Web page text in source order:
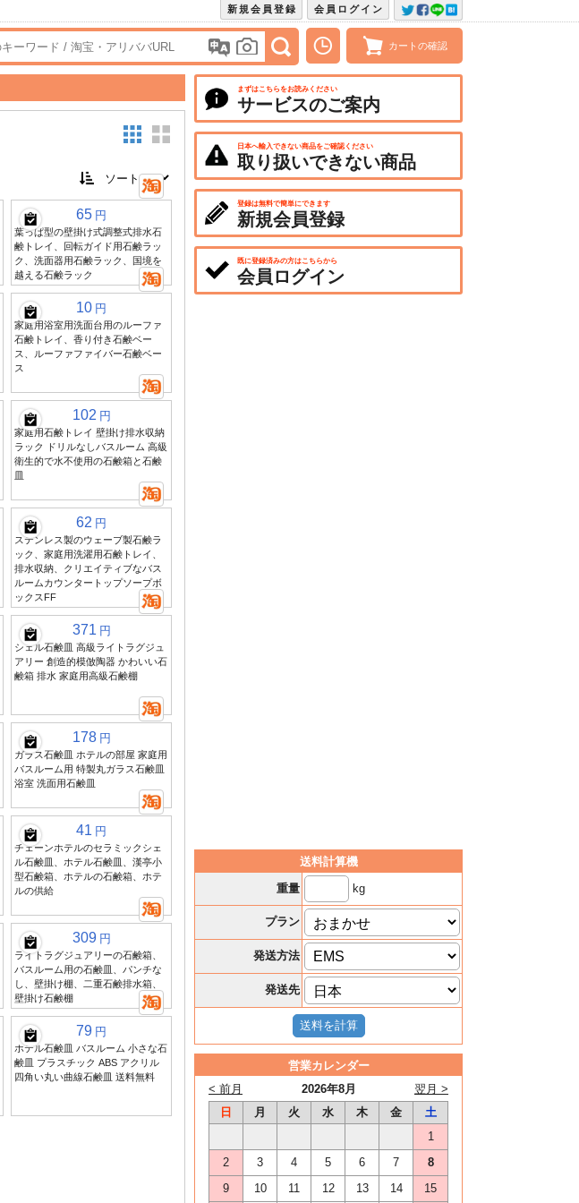
会員ログイン
新規会員登録
カートの確認
65 円
葉っぱ型の壁掛け式調整式排水石
鹸トレイ、回転ガイド用石鹸ラッ
ク、洗面器用石鹸ラック、国境を
越える石鹸ラック
10 円
家庭用浴室用洗面台用のルーファ
石鹸トレイ、香り付き石鹸ベー
ス、ルーファファイバー石鹸ベー
ス
102 円
家庭用石鹸トレイ 壁掛け排水収納
ラック ドリルなしバスルーム 高級
衛生的で水不使用の石鹸箱と石鹸
皿
62 円
ステンレス製のウェーブ製石鹸ラ
ック、家庭用洗濯用石鹸トレイ、
排水収納、クリエイティブなバス
ルームカウンタートップソープボ
ックスFF
371 円
シェル石鹸皿 高級ライトラグジュ
アリー 創造的模倣陶器 かわいい石
鹸箱 排水 家庭用高級石鹸棚
178 円
ガラス石鹸皿 ホテルの部屋 家庭用
バスルーム用 特製丸ガラス石鹸皿
浴室 洗面用石鹸皿
41 円
チェーンホテルのセラミックシェ
ル石鹸皿、ホテル石鹸皿、漢亭小
型石鹸箱、ホテルの石鹸箱、ホテ
ルの供給
309 円
ライトラグジュアリーの石鹸箱、
バスルーム用の石鹸皿、パンチな
し、壁掛け棚、二重石鹸排水箱、
壁掛け石鹸棚
79 円
ホテル石鹸皿 バスルーム 小さな石
鹸皿 プラスチック ABS アクリル
四角い丸い曲線石鹸皿 送料無料
まずはこちらをお読みください
サービスのご案内
日本へ輸入できない商品をご確認ください
取り扱いできない商品
登録は無料で簡単にできます
新規会員登録
既に登録済みの方はこちらから
会員ログイン
送料計算機
重量
kg
プラン
発送方法
発送先
営業カレンダー
2026年8月
< 前月
翌月 >
日
月 火 水 木 金
土
1
2
3 4 5 6 7
8
9
10 11 12 13 14
15